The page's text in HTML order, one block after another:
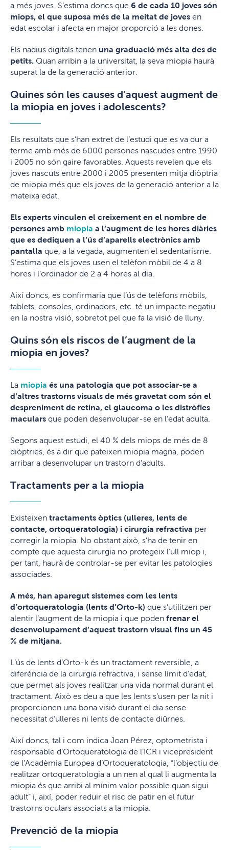
a més joves. S’estima doncs que 6 de cada 10 joves són
miops, el que suposa més de la meitat de joves en
edat escolar i afecta en major proporció a les dones.
Els nadius digitals tenen una graduació més alta des de
petits. Quan arribin a la universitat, la seva miopia haurà
superat la de la generació anterior.
Quines són les causes d’aquest augment de
la miopia en joves i adolescents?
Els resultats que s’han extret de l’estudi que es va dur a
terme amb més de 6000 persones nascudes entre 1990
i 2005 no són gaire favorables. Aquests revelen que els
joves nascuts entre 2000 i 2005 presenten mitja diòptria
de miopia més que els joves de la generació anterior a la
mateixa edat.
Els experts vinculen el creixement en el nombre de
persones amb miopia a l’augment de les hores diàries
que es dediquen a l’ús d’aparells electrònics amb
pantalla que, a la vegada, augmenten el sedentarisme.
S’estima que els joves usen el telèfon mòbil de 4 a 8
hores i l’ordinador de 2 a 4 hores al dia.
Així doncs, es confirmaria que l’ús de telèfons mòbils,
tablets, consoles, ordinadors, etc. té un impacte negatiu
en la nostra visió, sobretot pel que fa la visió de lluny.
Quins són els riscos de l’augment de la
miopia en joves?
La miopia és una patologia que pot associar-se a
d’altres trastorns visuals de més gravetat com són el
despreniment de retina, el glaucoma o les distròfies
maculars que poden desenvolupar-se en l’edat adulta.
Segons aquest estudi, el 40 % dels miops de més de 8
diòptries, és a dir que pateixen miopia magna, poden
arribar a desenvolupar un trastorn d’adults.
Tractaments per a la miopia
Existeixen tractaments òptics (ulleres, lents de
contacte, ortoqueratologia) i cirurgia refractiva per
corregir la miopia. No obstant això, s’ha de tenir en
compte que aquesta cirurgia no protegeix l’ull miop i,
per tant, haurà de controlar-se per evitar les patologies
associades.
A més, han aparegut sistemes com les lents
d’ortoqueratologia (lents d’Orto-k) que s’utilitzen per
alentir l’augment de la miopia i que poden frenar el
desenvolupament d’aquest trastorn visual fins un 45
% de mitjana.
L’ús de lents d’Orto-k és un tractament reversible, a
diferència de la cirurgia refractiva, i sense límit d’edat,
que permet als joves realitzar una vida normal durant el
tractament. Això es deu a que les lents s’usen per la nit i
proporcionen una bona visió durant el dia sense
necessitat d’ulleres ni lents de contacte diürnes.
Així doncs, tal i com indica Joan Pérez, optometrista i
responsable d’Ortoqueratologia de l’ICR i vicepresident
de l’Acadèmia Europea d’Ortoqueratologia, “l’objectiu de
realitzar ortoqueratologia a un nen al qual li augmenta la
miopia és que arribi al mínim valor possible quan sigui
adult” i, així, poder reduir el risc de patir en el futur
trastorns oculars associats a la miopia.
Prevenció de la miopia